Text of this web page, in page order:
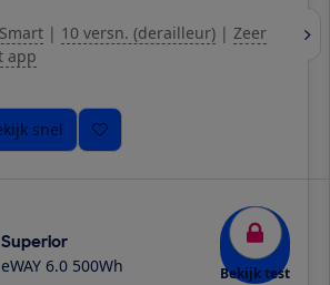
| 10 versn. (derailleur) | Zeer
app
snel
Superior
eWAY 6.0 500Wh Bekijk test